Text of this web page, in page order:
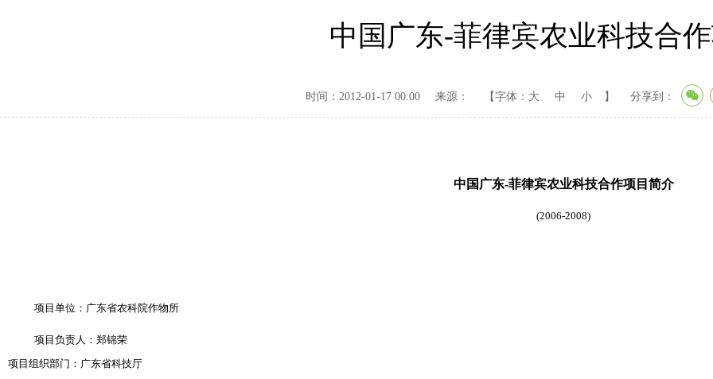
中国广东-菲律宾农业科技合
时间：2012-01-17 00:00 来源： 【字体： 大 中 小 】 分享到：
中国广东-菲律宾农业科技合作项目简介
(2006-2008)
项目单位：广东省农科院作物所
项目负责人：郑锦荣
项目组织部门：广东省科技厅